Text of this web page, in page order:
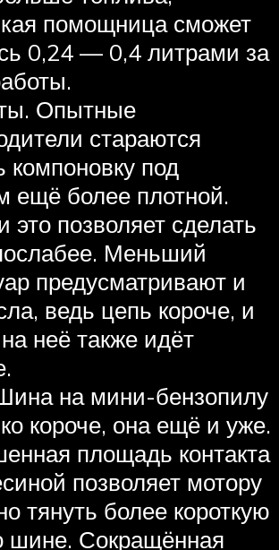
помощница сможет
0,24 — 0,4 литрами за
Опытные
стараются
компоновку под
ещё более плотной.
это позволяет сделать
Меньший
предусматривают и
ведь цепь короче, и
неё также идёт
на мини-бензопилу
короче, она ещё и уже.
площадь контакта
позволяет мотору
тянуть более короткую
шине. Сокращённая